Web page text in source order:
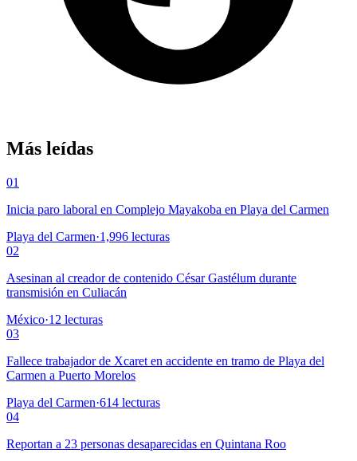
Más leídas
01
Inicia paro laboral en Complejo Mayakoba en Playa del Carmen
Playa del Carmen·1,996 lecturas
02
Asesinan al creador de contenido César Gastélum durante
transmisión en Culiacán
México·12 lecturas
03
Fallece trabajador de Xcaret en accidente en tramo de Playa del
Carmen a Puerto Morelos
Playa del Carmen·614 lecturas
04
Reportan a 23 personas desaparecidas en Quintana Roo